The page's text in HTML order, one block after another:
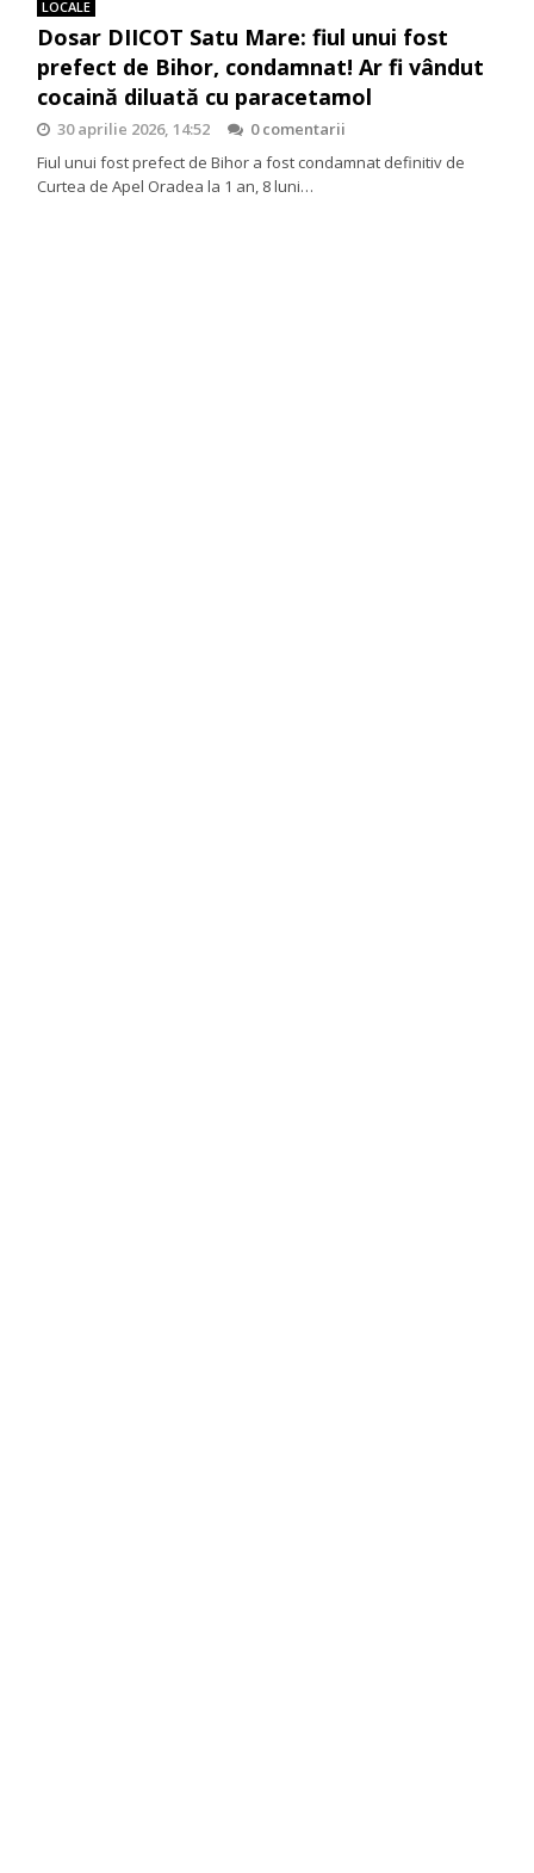
LOCALE
Dosar DIICOT Satu Mare: fiul unui fost
prefect de Bihor, condamnat! Ar fi vândut
cocaină diluată cu paracetamol
30 aprilie 2026, 14:52
0 comentarii
Fiul unui fost prefect de Bihor a fost condamnat definitiv de
Curtea de Apel Oradea la 1 an, 8 luni…